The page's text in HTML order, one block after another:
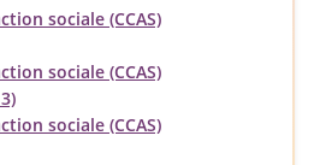
sociale (CCAS)
sociale (CCAS)
sociale (CCAS)